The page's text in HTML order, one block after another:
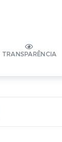
TRANSPARÊNCIA